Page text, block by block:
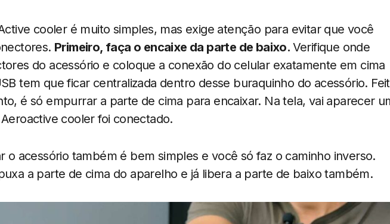
cooler é muito simples, mas exige atenção para evitar que você
Primeiro, faça o encaixe da parte de baixo. Verifique onde
do acessório e coloque a conexão do celular exatamente em cima
tem que ficar centralizada dentro desse buraquinho do acessório.
é só empurrar a parte de cima para encaixar. Na tela, vai aparecer
cooler foi conectado.
o acessório também é bem simples e você só faz o caminho inverso.
a parte de cima do aparelho e já libera a parte de baixo também.